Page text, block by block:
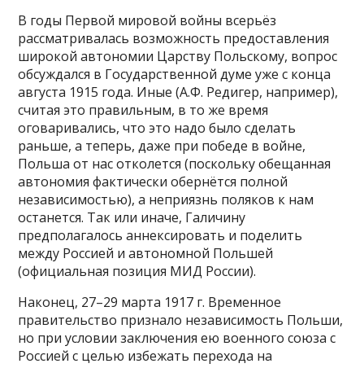
В годы Первой мировой войны всерьёз
рассматривалась возможность предоставления
широкой автономии Царству Польскому, вопрос
обсуждался в Государственной думе уже с конца
августа 1915 года. Иные (А.Ф. Редигер, например),
считая это правильным, в то же время
оговаривались, что это надо было сделать
раньше, а теперь, даже при победе в войне,
Польша от нас отколется (поскольку обещанная
автономия фактически обернётся полной
независимостью), а неприязнь поляков к нам
останется. Так или иначе, Галичину
предполагалось аннексировать и поделить
между Россией и автономной Польшей
(официальная позиция МИД России).
Наконец, 27–29 марта 1917 г. Временное
правительство признало независимость Польши,
но при условии заключения ею военного союза с
Россией с целью избежать перехода на